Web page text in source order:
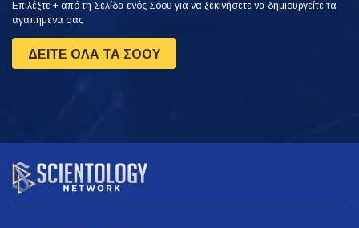
Επιλέξτε + από τη Σελίδα ενός Σόου για να ξεκινήσετε να δημιουργείτε τα
αγαπημένα σας
ΔΕΙΤΕ ΟΛΑ ΤΑ ΣΟΟΥ